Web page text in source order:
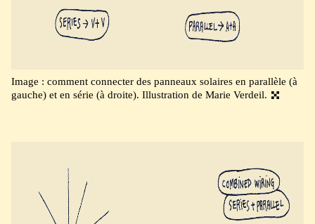
Image : comment connecter des panneaux solaires en parallèle (à
gauche) et en série (à droite). Illustration de Marie Verdeil.